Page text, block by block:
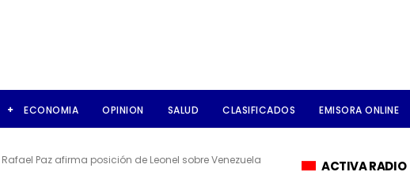
ECONOMIA OPINION SALUD CLASIFICADOS EMISORA ONLINE
Rafael Paz afirma posición de Leonel sobre Venezuela
ACTIVA RADIO